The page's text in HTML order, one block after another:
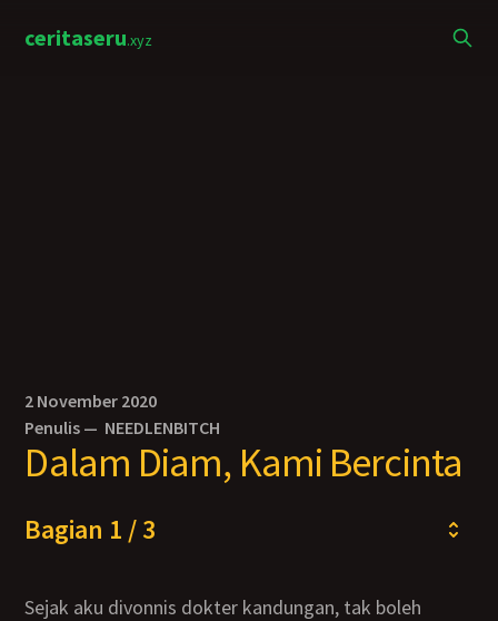
ceritaseru.xyz
2 November 2020
Penulis — NEEDLENBITCH
Dalam Diam, Kami Bercinta
Bagian 1 / 3
Sejak aku divonnis dokter kandungan, tak boleh